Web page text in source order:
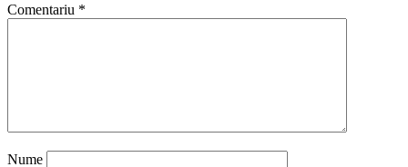
Comentariu *
Nume